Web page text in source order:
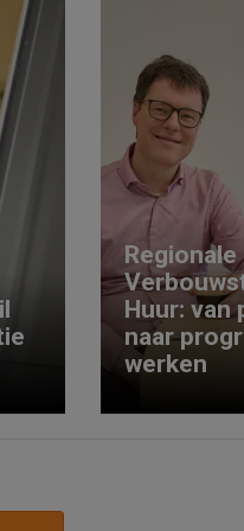
Regionale
Huur: van
naar
werken